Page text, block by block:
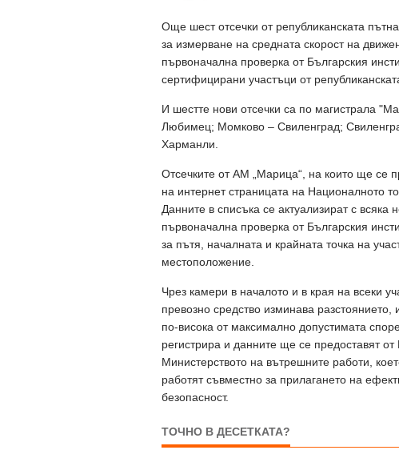
Още шест отсечки от републиканската
за измерване на средната скорост на
първоначална проверка от Българския
сертифицирани участъци от
И шестте нови отсечки са по магистрала
Любимец; Момково – Свиленград;
Харманли.
Отсечките от АМ „Марица“, на които ще се
на интернет страницата на Националното
Данните в списъка се актуализират с
първоначална проверка от Българския
за пътя, началната и крайната точка на
местоположение.
Чрез камери в началото и в края на всеки
превозно средство изминава
по-висока от максимално допустимата
регистрира и данните ще се предоставят
Министерството на вътрешните работи,
работят съвместно за прилагането на
безопасност.
ТОЧНО В ДЕСЕТКАТА?